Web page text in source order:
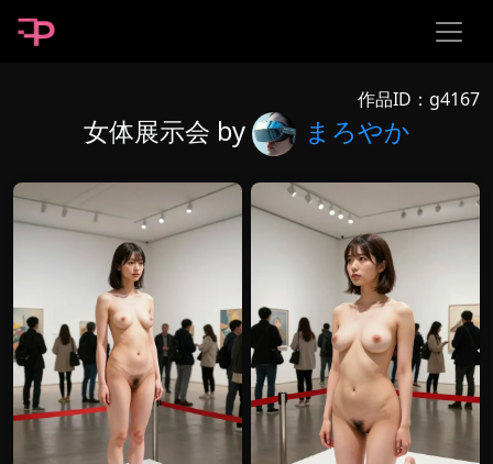
作品ID：g4167
女体展示会 by まろやか